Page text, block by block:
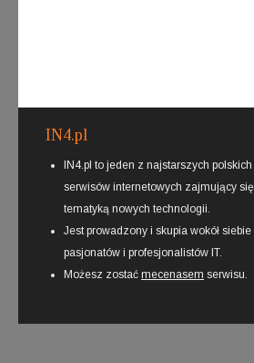
IN4.pl
IN4.pl to jeden z najstarszych polskich
serwisów internetowych zajmujący się
tematyką nowych technologii.
Jest prowadzony i skupia wokół siebie
pasjonatów i profesjonalistów IT.
Możesz zostać mecenasem serwisu.